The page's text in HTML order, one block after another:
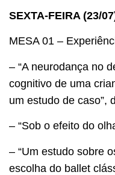
SEXTA-FEIRA (23/
MESA 01 –
– “A neurodança no
cognitivo de uma
um estudo de caso”,
– “Sob o efeito do
– “Um estudo sobre
escolha do ballet